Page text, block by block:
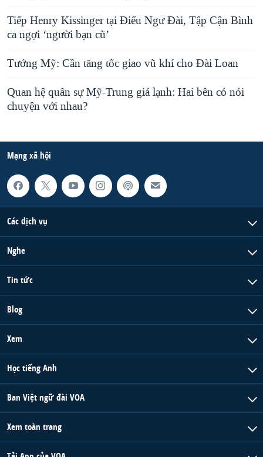
Tiếp Henry Kissinger tại Điếu Ngư Đài, Tập Cận Bình
ca ngợi ‘người bạn cũ’
Tướng Mỹ: Cần tăng tốc giao vũ khí cho Đài Loan
Quan hệ quân sự Mỹ-Trung giá lạnh: Hai bên có nói
chuyện với nhau?
Mạng xã hội
Các dịch vụ
Nghe
Tin tức
Blog
Xem
Học tiếng Anh
Ban Việt ngữ đài VOA
Xem toàn trang